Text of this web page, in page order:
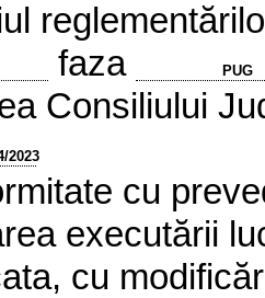
faza PUG
Consiliului
2023
cu
executării
cu